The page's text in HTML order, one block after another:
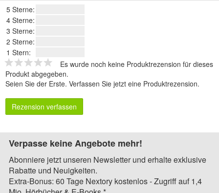
5 Sterne:
4 Sterne:
3 Sterne:
2 Sterne:
1 Stern:
Es wurde noch keine Produktrezension für dieses
Produkt abgegeben.
Seien Sie der Erste. Verfassen Sie jetzt eine Produktrezension.
Rezension verfassen
Verpasse keine Angebote mehr!
Abonniere jetzt unseren Newsletter und erhalte exklusive
Rabatte und Neuigkeiten.
Extra-Bonus: 60 Tage Nextory kostenlos - Zugriff auf 1,4